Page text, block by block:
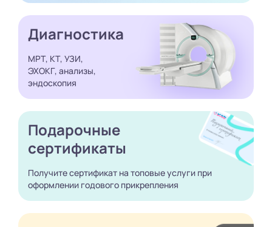
Диагностика
МРТ, КТ, УЗИ,
ЭХОКГ, анализы,
эндоскопия
Подарочные
сертификаты
Получите сертификат на топовые услуги при
оформлении годового прикрепления